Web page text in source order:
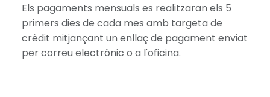
Els pagaments mensuals es realitzaran els 5
primers dies de cada mes amb targeta de
crèdit mitjançant un enllaç de pagament enviat
per correu electrònic o a l'oficina.